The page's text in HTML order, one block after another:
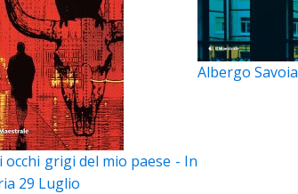
occhi grigi del mio paese - In
29 Luglio
Albergo Savoia